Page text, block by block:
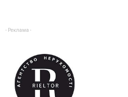
- Реклама -